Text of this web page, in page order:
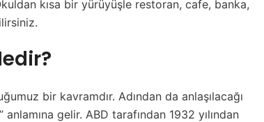
kısa bir yürüyüşle restoran, cafe, banka,
bir kavramdır. Adından da anlaşılacağı
anlamına gelir. ABD tarafından 1932 yılından